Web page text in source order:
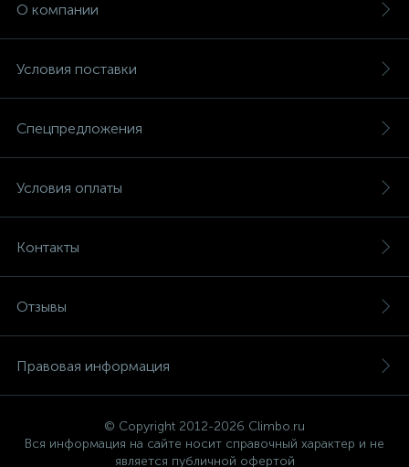
О компании
Условия поставки
Спецпредложения
Условия оплаты
Контакты
Отзывы
Правовая информация
© Copyright 2012-2026 Climbo.ru
Вся информация на сайте носит справочный характер и не
является публичной офертой